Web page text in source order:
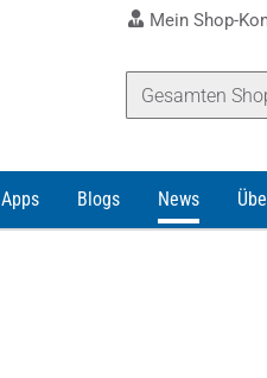
Mein Shop-
Apps Blogs News